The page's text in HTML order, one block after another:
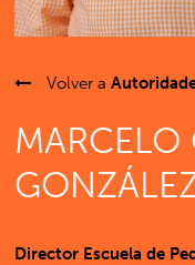
Volver a
MARCELO
Director Escuela de